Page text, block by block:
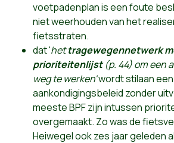
voetpadenplan is een foute
niet weerhouden van het
fietsstraten.
dat 'hettragewegennetwerk
prioriteitenlijst(p. 44) om een
weg te werken'wordt stilaan
aankondigingsbeleid zonder
meeste BPF zijn intussen
overgemaakt. Zo was de
Heiwegel ook zes jaar geleden